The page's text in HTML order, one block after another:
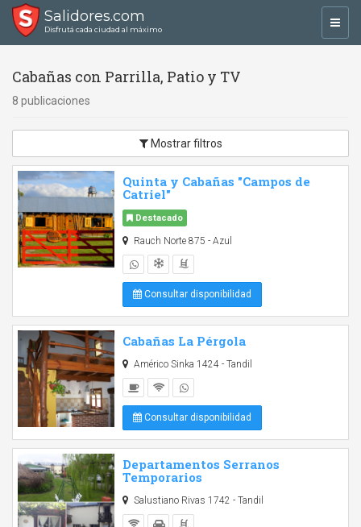
Salidores.com
Disfrutá cada ciudad al máximo
Cabañas con Parrilla, Patio y TV
8 publicaciones
Mostrar filtros
Quinta y Cabañas "Campos de
Catriel"
Destacado
Rauch Norte 875 - Azul
Consultar disponibilidad
Cabañas La Pérgola
Américo Sinka 1424 - Tandil
Consultar disponibilidad
Departamentos Serranos
Temporarios
Salustiano Rivas 1742 - Tandil